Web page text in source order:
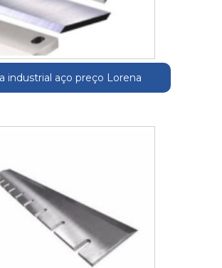
industrial aço preço Lorena